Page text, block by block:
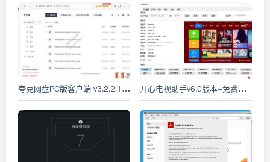
夸克网盘PC版客户端 v3.2.2.1 绿色去广告版 开心电视助手v6.0版本-免费电视精简及软件安装工具